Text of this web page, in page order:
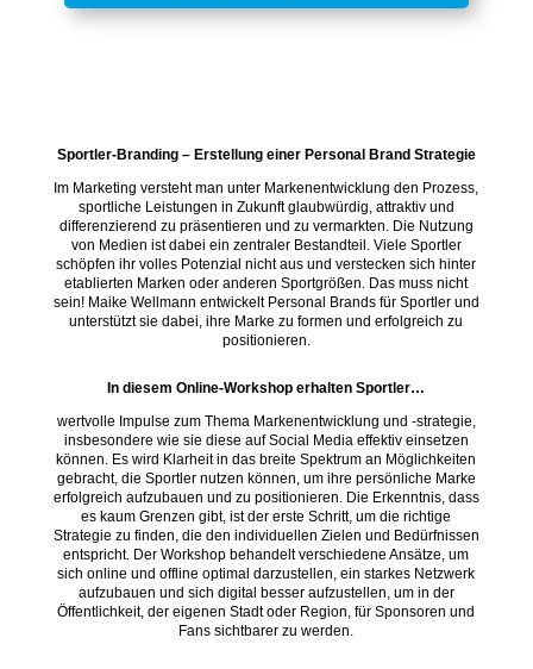
Sportler-Branding – Erstellung einer Personal Brand Strategie
Im Marketing versteht man unter Markenentwicklung den Prozess,
sportliche Leistungen in Zukunft glaubwürdig, attraktiv und
differenzierend zu präsentieren und zu vermarkten. Die Nutzung
von Medien ist dabei ein zentraler Bestandteil. Viele Sportler
schöpfen ihr volles Potenzial nicht aus und verstecken sich hinter
etablierten Marken oder anderen Sportgrößen. Das muss nicht
sein! Maike Wellmann entwickelt Personal Brands für Sportler und
unterstützt sie dabei, ihre Marke zu formen und erfolgreich zu
positionieren.
In diesem Online-Workshop erhalten Sportler…
wertvolle Impulse zum Thema Markenentwicklung und -strategie,
insbesondere wie sie diese auf Social Media effektiv einsetzen
können. Es wird Klarheit in das breite Spektrum an Möglichkeiten
gebracht, die Sportler nutzen können, um ihre persönliche Marke
erfolgreich aufzubauen und zu positionieren. Die Erkenntnis, dass
es kaum Grenzen gibt, ist der erste Schritt, um die richtige
Strategie zu finden, die den individuellen Zielen und Bedürfnissen
entspricht. Der Workshop behandelt verschiedene Ansätze, um
sich online und offline optimal darzustellen, ein starkes Netzwerk
aufzubauen und sich digital besser aufzustellen, um in der
Öffentlichkeit, der eigenen Stadt oder Region, für Sponsoren und
Fans sichtbarer zu werden.